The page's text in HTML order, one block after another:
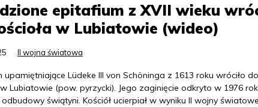
epitafium z XVII wieku
w Lubiatowie (wideo)
II wojna światowa
upamiętniające Lüdeke III von Schöninga z 1613 roku wróciło do
Lubiatowie (pow. pyrzycki). Jego zaginięcie odkryto w 1976
świątyni. Kościół ucierpiał w wyniku II wojny